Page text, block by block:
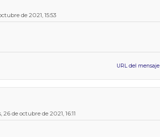
de 2021, 15:53
URL del mensaje
26 de octubre de 2021, 16:11